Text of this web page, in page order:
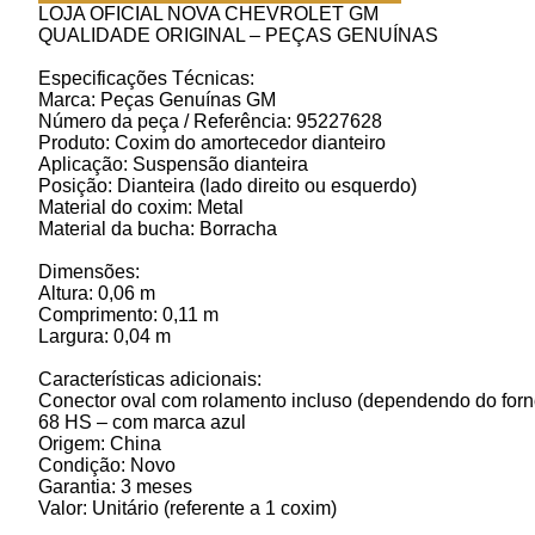
LOJA OFICIAL NOVA CHEVROLET GM
QUALIDADE ORIGINAL – PEÇAS GENUÍNAS
Especificações Técnicas:
Marca: Peças Genuínas GM
Número da peça / Referência: 95227628
Produto: Coxim do amortecedor dianteiro
Aplicação: Suspensão dianteira
Posição: Dianteira (lado direito ou esquerdo)
Material do coxim: Metal
Material da bucha: Borracha
Dimensões:
Altura: 0,06 m
Comprimento: 0,11 m
Largura: 0,04 m
Características adicionais:
Conector oval com rolamento incluso (dependendo do
68 HS – com marca azul
Origem: China
Condição: Novo
Garantia: 3 meses
Valor: Unitário (referente a 1 coxim)